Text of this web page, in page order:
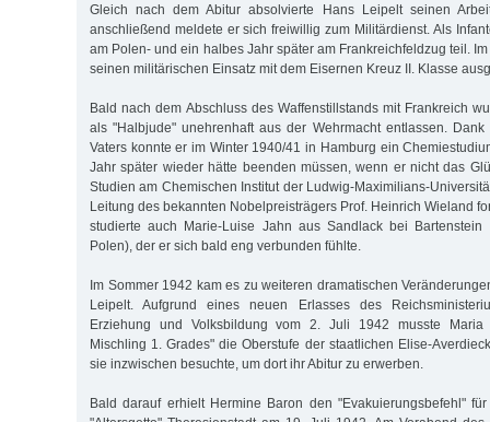
Gleich nach dem Abitur absolvierte Hans Leipelt seinen
anschließend meldete er sich freiwillig zum Militärdienst. Als
am Polen- und ein halbes Jahr später am Frankreichfeldzug teil.
seinen militärischen Einsatz mit dem Eisernen Kreuz II. Klasse
Bald nach dem Abschluss des Waffenstillstands mit Frankreich
als "Halbjude" unehrenhaft aus der Wehrmacht entlassen. Dank
Vaters konnte er im Winter 1940/41 in Hamburg ein
Jahr später wieder hätte beenden müssen, wenn er nicht das
Studien am Chemischen Institut der Ludwig-Maximilians-
Leitung des bekannten Nobelpreisträgers Prof. Heinrich Wieland
studierte auch Marie-Luise Jahn aus Sandlack bei Bartenstein
Polen), der er sich bald eng verbunden fühlte.
Im Sommer 1942 kam es zu weiteren dramatischen
Leipelt. Aufgrund eines neuen Erlasses des
Erziehung und Volksbildung vom 2. Juli 1942 musste Maria
Mischling 1. Grades" die Oberstufe der staatlichen Elise-
sie inzwischen besuchte, um dort ihr Abitur zu erwerben.
Bald darauf erhielt Hermine Baron den "Evakuierungsbefehl"